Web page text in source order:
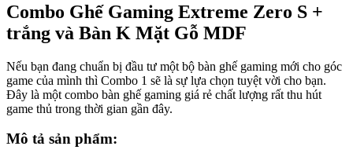
Combo Ghế Gaming Extreme Zero S +
trắng và Bàn K Mặt Gỗ MDF
Nếu bạn đang chuẩn bị đầu tư một bộ bàn ghế gaming mới cho góc
game của mình thì Combo 1 sẽ là sự lựa chọn tuyệt vời cho bạn.
Đây là một combo bàn ghế gaming giá rẻ chất lượng rất thu hút
game thủ trong thời gian gần đây.
Mô tả sản phẩm: